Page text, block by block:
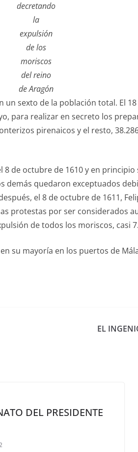
decretando
la
expulsión
de los
moriscos
del reino
de Aragón
sexto de la población total. El
para realizar en secreto los
pirenaicos y el resto,
de octubre de 1610 y en
demás quedaron exceptuados
el 8 de octubre de 1611,
protestas por ser considerados
de todos los moriscos, casi
su mayoría en los puertos de
EL
DEL PRESIDENTE